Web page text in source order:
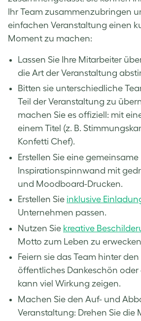
Ihr Team zusammenzubringen
einfachen Veranstaltung einen
Moment zu machen:
Lassen Sie Ihre Mitarbeiter
die Art der Veranstaltung
Bitten sie unterschiedliche
Teil der Veranstaltung zu
machen Sie es offiziell: mit
einem Titel (z. B.
Konfetti Chef).
Erstellen Sie eine gemeinsame
Inspirationspinnwand mit
und Moodboard-Drucken.
Erstellen Sie inklusive
Unternehmen passen.
Nutzen Sie kreative
Motto zum Leben zu
Feiern sie das Team hinter den
öffentliches Dankeschön oder
kann viel Wirkung zeigen.
Machen Sie den Auf- und
Veranstaltung: Drehen Sie die